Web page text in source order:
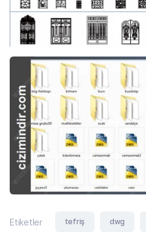
Etiketler tefriş dwg